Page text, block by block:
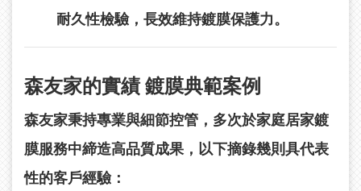
耐久性檢驗，長效維持鍍膜保護力。
森友家的實績鍍膜典範案例
森友家秉持專業與細節控管，多次於家庭居家鍍
膜服務中締造高品質成果，以下摘錄幾則具代表
性的客戶經驗：